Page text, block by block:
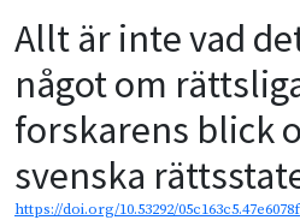
Allt är inte vad
något om
forskarens blick
svenska
https://doi.org/10.53292/05c163c5.47e6078f